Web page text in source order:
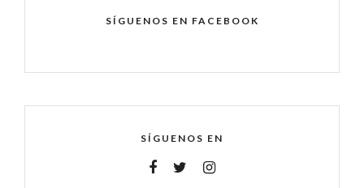
SÍGUENOS EN FACEBOOK
SÍGUENOS EN